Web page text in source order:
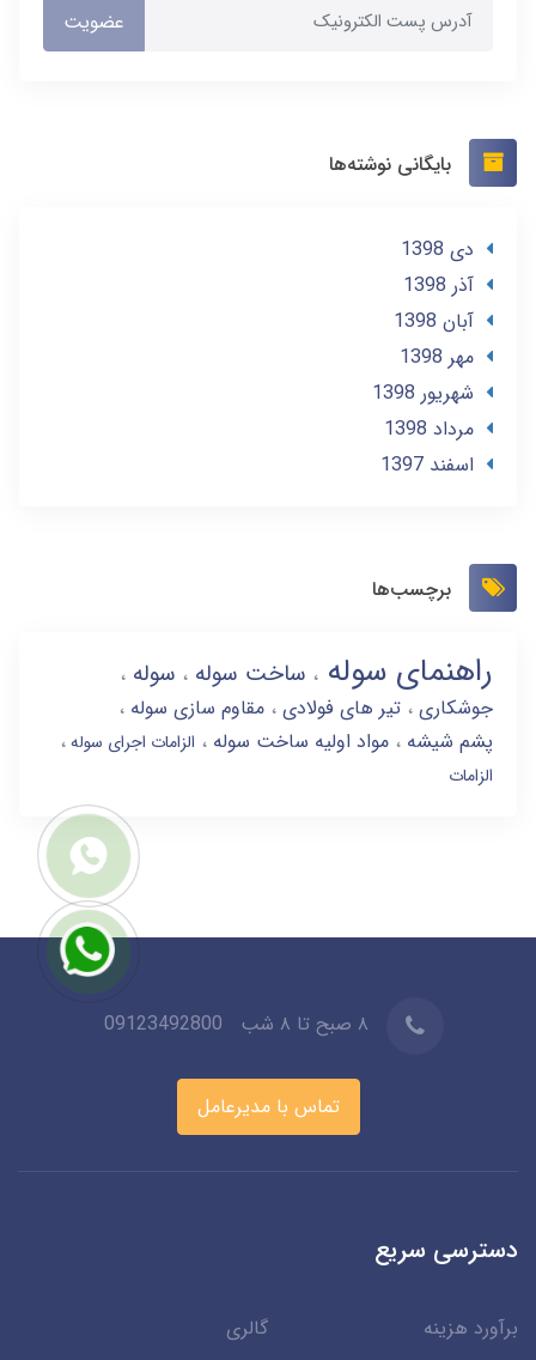
عضویت
بایگانی نوشته‌ها
دی 1398
آذر 1398
آبان 1398
مهر 1398
شهریور 1398
مرداد 1398
اسفند 1397
برچسب‌ها
راهنمای سوله ساخت سوله سوله
جوشکاری تیر های فولادی مقاوم سازی سوله
پشم شیشه
مواد اولیه ساخت سوله
الزامات اجرای سوله
الزامات
۸ صبح تا ۸ شب 09123492800
تماس با مدیرعامل
دسترسی سریع
برآورد هزینه
گالری